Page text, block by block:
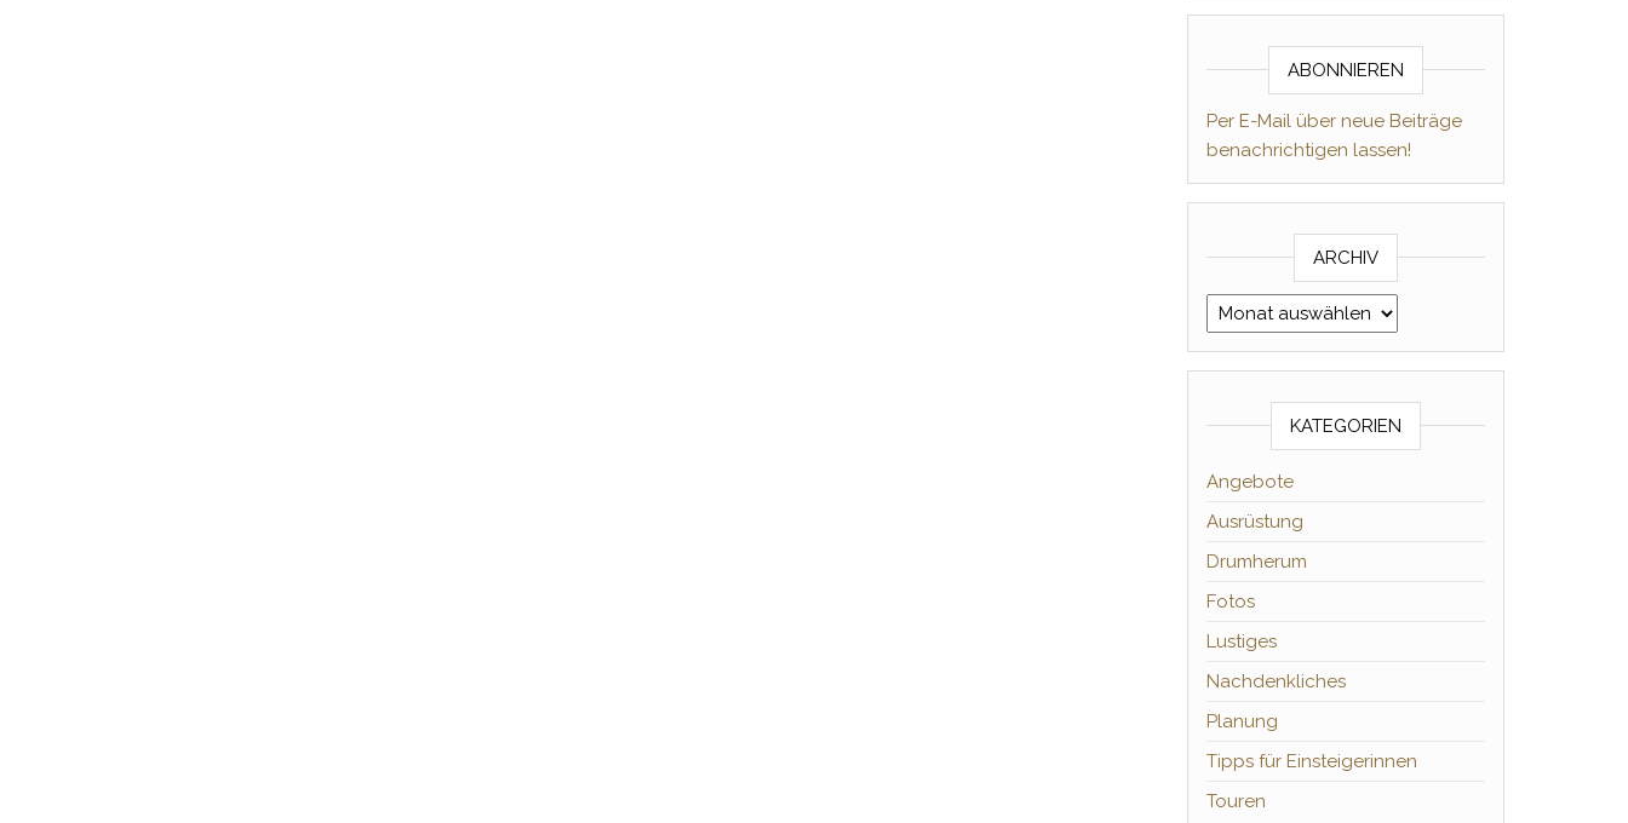
ABONNIEREN
Per E-Mail über neue Beiträge
benachrichtigen lassen!
ARCHIV
Archiv
KATEGORIEN
Angebote
Ausrüstung
Drumherum
Fotos
Lustiges
Nachdenkliches
Planung
Tipps für Einsteigerinnen
Touren